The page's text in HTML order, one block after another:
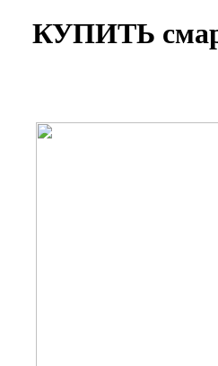
КУПИТЬ